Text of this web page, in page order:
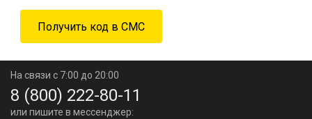
На связи с 7:00 до 20:00
8 (800) 222-80-11
или пишите в мессенджер: